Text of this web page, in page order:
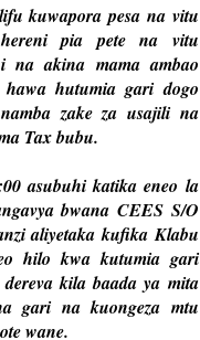
kuwapora pesa na vitu
pia pete na vitu
na akina mama ambao
hutumia gari dogo
zake za usajili na
Tax bubu.
asubuhi katika eneo la
bwana CEES S/O
aliyetaka kufika Klabu
hilo kwa kutumia gari
kila baada ya mita
gari na kuongeza mtu
wane.